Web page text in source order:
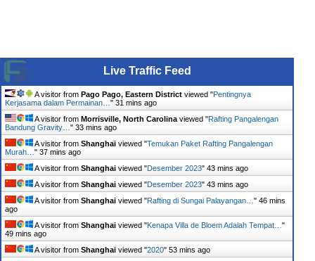
Live Traffic Feed
A visitor from Pago Pago, Eastern District viewed "Pentingnya
Kerjasama dalam Permainan…" 31 mins ago
A visitor from Morrisville, North Carolinaviewed "Rafting Pangalengan
Bandung Gravity…" 33 mins ago
A visitor from Shanghai viewed "Temukan Paket Rafting Pangalengan
Murah…" 37 mins ago
A visitor from Shanghai viewed "Desember 2023" 43 mins ago
A visitor from Shanghai viewed "Desember 2023" 43 mins ago
A visitor from Shanghai viewed "Rafting di Sungai Palayangan…" 46 mins
ago
A visitor from Shanghai viewed "Kenapa Villa de Bloem Adalah Tempat…"
49 mins ago
A visitor from Shanghai viewed "2020" 53 mins ago